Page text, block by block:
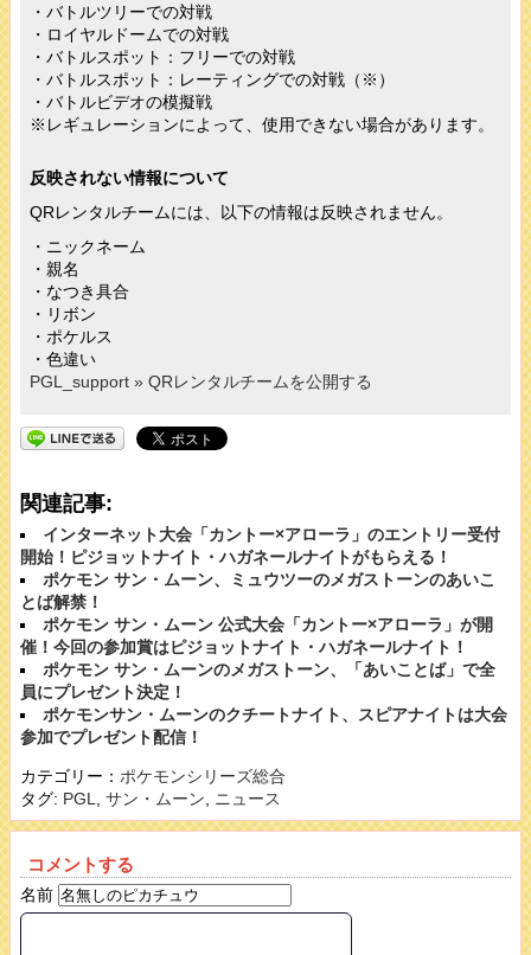
・バトルツリーでの対戦
・ロイヤルドームでの対戦
・バトルスポット：フリーでの対戦
・バトルスポット：レーティングでの対戦（※）
・バトルビデオの模擬戦
※レギュレーションによって、使用できない場合があります。
反映されない情報について
QRレンタルチームには、以下の情報は反映されません。
・ニックネーム
・親名
・なつき具合
・リボン
・ポケルス
・色違い
PGL_support » QRレンタルチームを公開する
関連記事:
インターネット大会「カントー×アローラ」のエントリー受付
開始！ピジョットナイト・ハガネールナイトがもらえる！
ポケモン サン・ムーン、ミュウツーのメガストーンのあいこ
とば解禁！
ポケモン サン・ムーン 公式大会「カントー×アローラ」が開
催！今回の参加賞はピジョットナイト・ハガネールナイト！
ポケモン サン・ムーンのメガストーン、「あいことば」で全
員にプレゼント決定！
ポケモンサン・ムーンのクチートナイト、スピアナイトは大会
参加でプレゼント配信！
カテゴリー： ポケモンシリーズ総合
タグ: PGL サン・ムーン ニュース
コメントする
名前